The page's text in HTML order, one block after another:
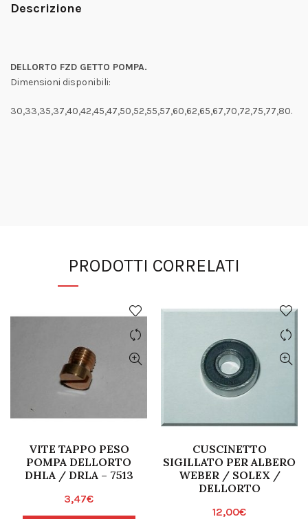
Descrizione
DELLORTO FZD GETTO POMPA.
Dimensioni disponibili:
30,33,35,37,40,42,45,47,50,52,55,57,60,62,65,67,70,72,75,77,80.
PRODOTTI CORRELATI
VITE TAPPO PESO
POMPA DELLORTO
DHLA / DRLA – 7513
3,47€
CUSCINETTO
SIGILLATO PER ALBERO
WEBER / SOLEX /
DELLORTO
12,00€